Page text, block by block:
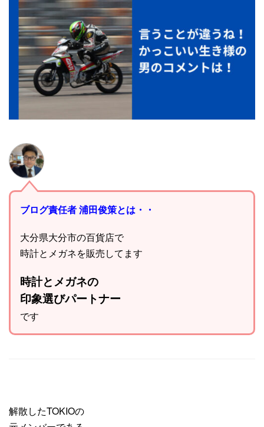
ブログ責任者 浦田俊策とは・・
大分県大分市の百貨店で
時計とメガネを販売してます
時計とメガネの
印象選びパートナー
です
解散したTOKIOの